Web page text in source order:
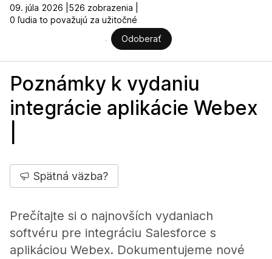
09. júla 2026 | 526 zobrazenia |
0 ľudia to považujú za užitočné
Odoberať
Poznámky k vydaniu
integrácie aplikácie Webex
Spätná väzba?
Prečítajte si o najnovších vydaniach
softvéru pre integráciu Salesforce s
aplikáciou Webex. Dokumentujeme nové